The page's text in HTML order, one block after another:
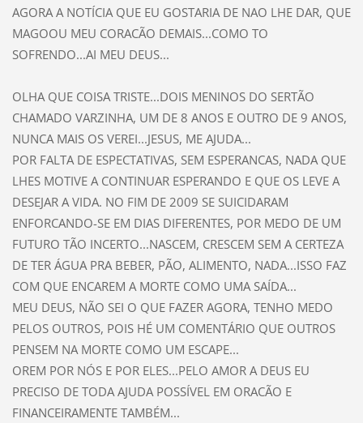
AGORA A NOTÍCIA QUE EU GOSTARIA DE NAO LHE DAR, QUE
MAGOOU MEU CORACÃO DEMAIS...COMO TO
SOFRENDO...AI MEU DEUS...
OLHA QUE COISA TRISTE...DOIS MENINOS DO SERTÃO
CHAMADO VARZINHA, UM DE 8 ANOS E OUTRO DE 9 ANOS,
NUNCA MAIS OS VEREI...JESUS, ME AJUDA...
POR FALTA DE ESPECTATIVAS, SEM ESPERANCAS, NADA QUE
LHES MOTIVE A CONTINUAR ESPERANDO E QUE OS LEVE A
DESEJAR A VIDA. NO FIM DE 2009 SE SUICIDARAM
ENFORCANDO-SE EM DIAS DIFERENTES, POR MEDO DE UM
FUTURO TÃO INCERTO...NASCEM, CRESCEM SEM A CERTEZA
DE TER ÁGUA PRA BEBER, PÃO, ALIMENTO, NADA...ISSO FAZ
COM QUE ENCAREM A MORTE COMO UMA SAÍDA...
MEU DEUS, NÃO SEI O QUE FAZER AGORA, TENHO MEDO
PELOS OUTROS, POIS HÉ UM COMENTÁRIO QUE OUTROS
PENSEM NA MORTE COMO UM ESCAPE...
OREM POR NÓS E POR ELES...PELO AMOR A DEUS EU
PRECISO DE TODA AJUDA POSSÍVEL EM ORACÃO E
FINANCEIRAMENTE TAMBÉM...